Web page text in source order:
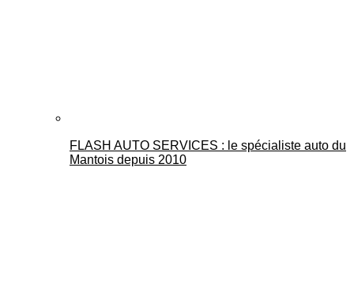
FLASH AUTO SERVICES : le spécialiste auto du
Mantois depuis 2010